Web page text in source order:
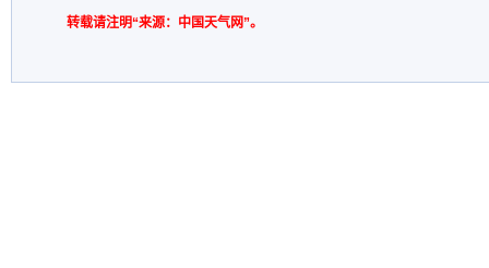
转载请注明“来源：中国天气网”。